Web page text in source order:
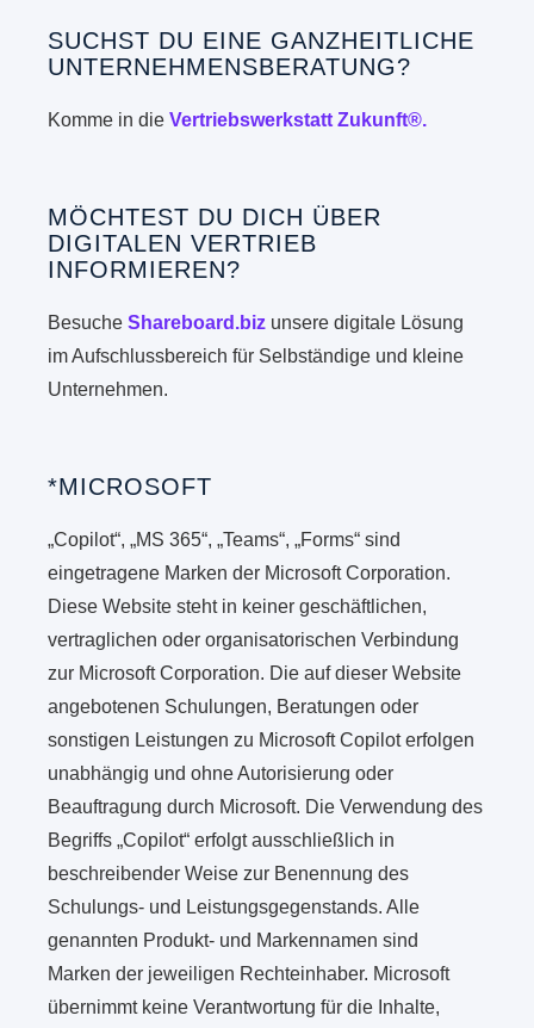
SUCHST DU EINE GANZHEITLICHE
UNTERNEHMENSBERATUNG?
Komme in dieVertriebswerkstatt Zukunft®.
MÖCHTEST DU DICH ÜBER
DIGITALEN VERTRIEB
INFORMIEREN?
BesucheShareboard.biz unsere digitale Lösung
im Aufschlussbereich für Selbständige und kleine
Unternehmen.
*MICROSOFT
„Copilot“, „MS 365“, „Teams“, „Forms“ sind
eingetragene Marken der Microsoft Corporation.
Diese Website steht in keiner geschäftlichen,
vertraglichen oder organisatorischen Verbindung
zur Microsoft Corporation. Die auf dieser Website
angebotenen Schulungen, Beratungen oder
sonstigen Leistungen zu Microsoft Copilot erfolgen
unabhängig und ohne Autorisierung oder
Beauftragung durch Microsoft. Die Verwendung des
Begriffs „Copilot“ erfolgt ausschließlich in
beschreibender Weise zur Benennung des
Schulungs- und Leistungsgegenstands. Alle
genannten Produkt- und Markennamen sind
Marken der jeweiligen Rechteinhaber. Microsoft
übernimmt keine Verantwortung für die Inhalte,